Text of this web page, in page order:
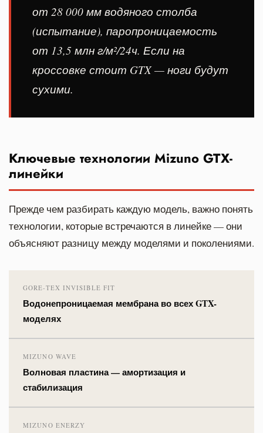
от 28 000 мм водяного столба
(испытание), паропроницаемость
от 13,5 млн г/м²/24ч. Если на
кроссовке стоит GTX — ноги будут
сухими.
Ключевые технологии Mizuno GTX-
линейки
Прежде чем разбирать каждую модель, важно понять
технологии, которые встречаются в линейке — они
объясняют разницу между моделями и поколениями.
GORE-TEX INVISIBLE FIT
Водонепроницаемая мембрана во всех GTX-
моделях
MIZUNO WAVE
Волновая пластина — амортизация и
стабилизация
MIZUNO ENERZY